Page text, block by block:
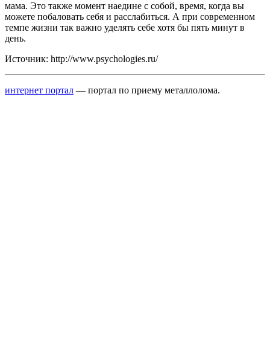
мама. Это также момент наедине с собой, время, когда вы
можете побаловать себя и расслабиться. А при современном
темпе жизни так важно уделять себе хотя бы пять минут в
день.
Источник: http://www.psychologies.ru/
интернет портал — портал по приему металлолома.